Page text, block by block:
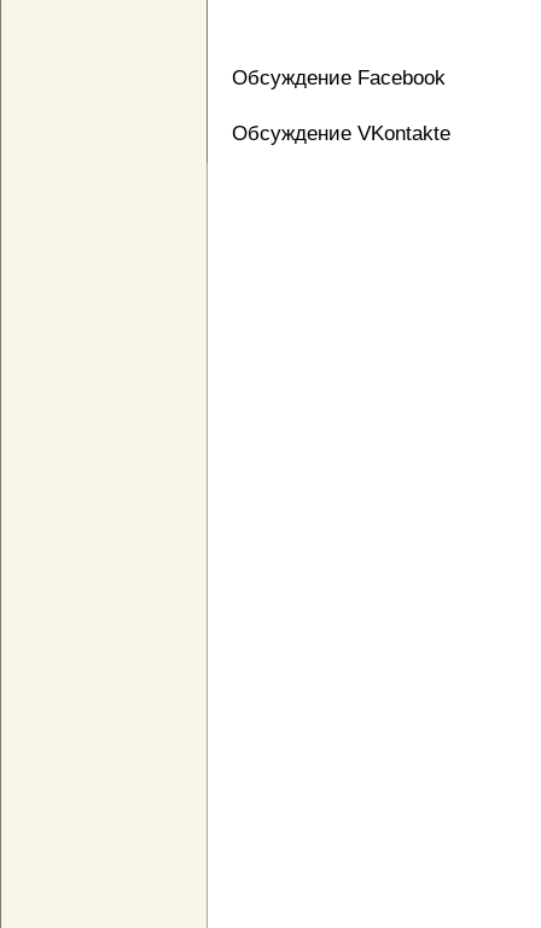
Обсуждение Facebook
Обсуждение VKontakte